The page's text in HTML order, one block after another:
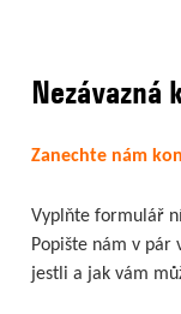
Nezávazná
Zanechte nám
Vyplňte formulář
Popište nám v pár
jestli a jak vám